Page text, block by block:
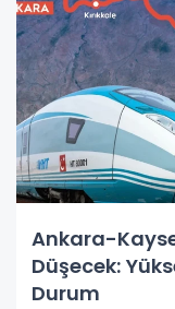
Ankara-
Düşecek:
Durum